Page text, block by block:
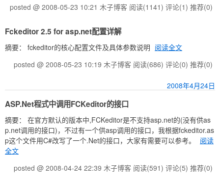
posted @ 2008-05-23 10:21 木子博客 阅读(1141) 评论(1) 推荐(0)
Fckeditor 2.5 for asp.net配置详解
摘要： fckeditor的核心配置文件及具体参数说明 阅读全文
posted @ 2008-05-23 10:19 木子博客 阅读(686) 评论(0) 推荐(0)
2008年4月24日
ASP.Net程式中调用FCKeditor的接口
摘要： 在官方默认的版本中,FCKeditor是不支持asp.net的(没有供as
p.net调用的接口)，不过有一个供asp调用的接口，我根据fckeditor.as
p这个文件用C#改写了一个.Net的接口，大家有需要可以参考。
阅读
全文
posted @ 2008-04-24 22:39 木子博客 阅读(591) 评论(5) 推荐(0)